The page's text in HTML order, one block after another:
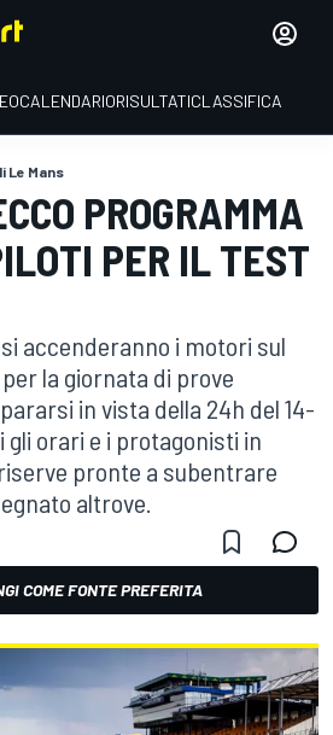
CALENDARIORISULTATICLASSIFICA
Le Mans
PROGRAMMA
PER IL TEST
accenderanno i motori sul
la giornata di prove
in vista della 24h del 14-
gli orari e i protagonisti in
pronte a subentrare
altrove.
COME FONTE PREFERITA